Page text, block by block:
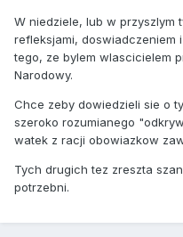
W niedziele, lub w przyszlym
refleksjami, doswiadczeniem
tego, ze bylem wlascicielem
Narodowy.
Chce zeby dowiedzieli sie o
szeroko rozumianego
watek z racji obowiazkow
Tych drugich tez zreszta
potrzebni.